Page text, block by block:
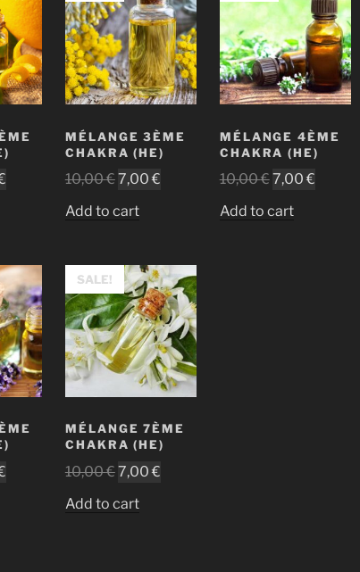
MÉLANGE 3ÈME
CHAKRA (HE)
10,00€7,00€
Add to cart
MÉLANGE 4ÈME
CHAKRA (HE)
10,00€7,00€
Add to cart
SALE!
MÉLANGE 7ÈME
CHAKRA (HE)
10,00€7,00€
Add to cart